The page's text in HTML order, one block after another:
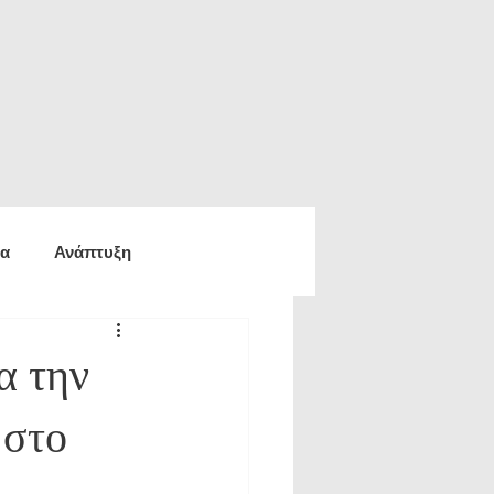
Ανάπτυξη
Οικονομία
την